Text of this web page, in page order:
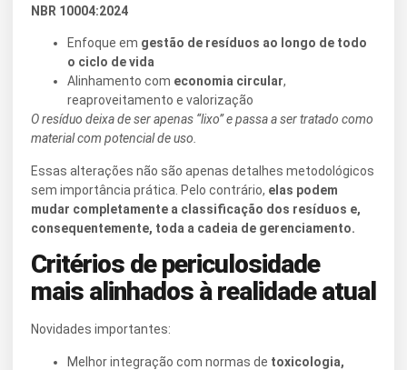
NBR 10004:2024
Enfoque em gestão de resíduos ao longo de todo
o ciclo de vida
Alinhamento com economia circular,
reaproveitamento e valorização
O resíduo deixa de ser apenas “lixo” e passa a ser tratado como
material com potencial de uso.
Essas alterações não são apenas detalhes metodológicos
sem importância prática. Pelo contrário, elas podem
mudar completamente a classificação dos resíduos e,
consequentemente, toda a cadeia de gerenciamento.
Critérios de periculosidade
mais alinhados à realidade atual
Novidades importantes:
Melhor integração com normas de toxicologia,